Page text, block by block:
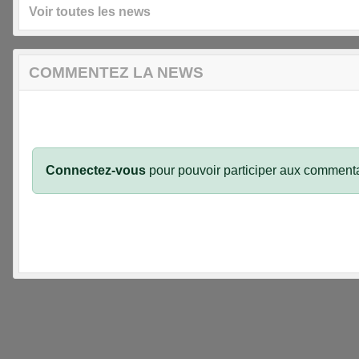
Voir toutes les news
COMMENTEZ LA NEWS
Connectez-vous pour pouvoir participer aux